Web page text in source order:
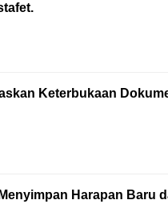
Keterbukaan
Harapan Baru